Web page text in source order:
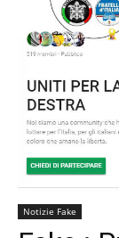
Notizie Fake